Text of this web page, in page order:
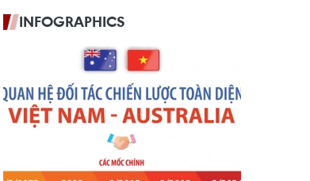
INFOGRAPHICS